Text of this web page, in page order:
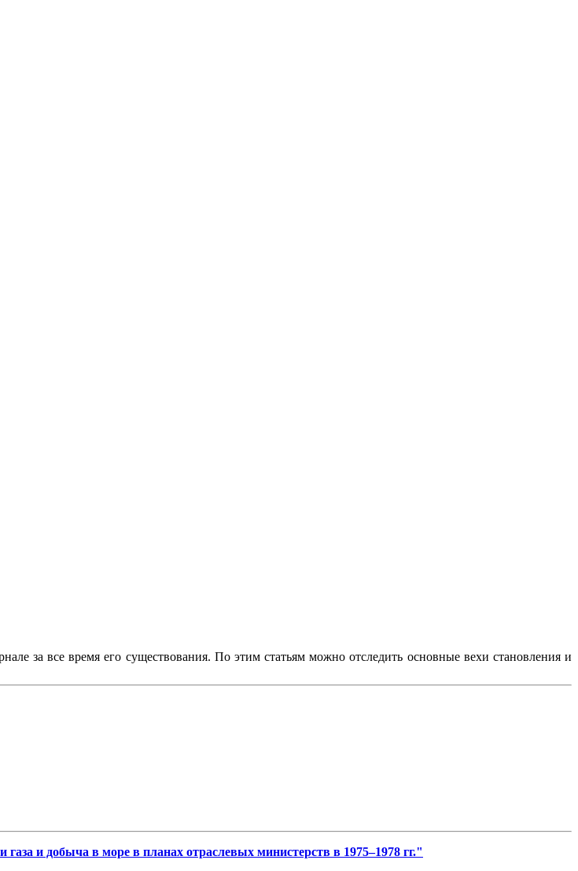
за все время его существования. По этим статьям можно отследить основные вехи становления и
и добыча в море в планах отраслевых министерств в 1975–1978 гг."